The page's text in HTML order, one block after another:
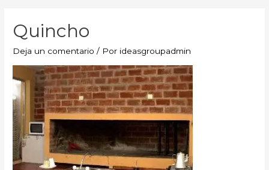
Quincho
Deja un comentario / Por ideasgroupadmin